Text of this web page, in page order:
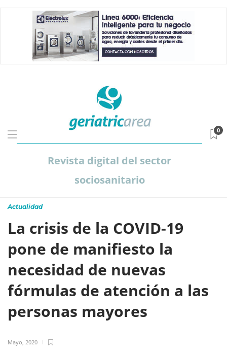
Revista digital del sector
sociosanitario
0
Actualidad
La crisis de la COVID-19
pone de manifiesto la
necesidad de nuevas
fórmulas de atención a las
personas mayores
Mayo, 2020